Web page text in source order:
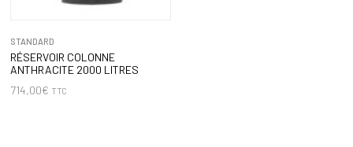
STANDARD
RÉSERVOIR COLONNE
ANTHRACITE 2000 LITRES
714,00€ TTC